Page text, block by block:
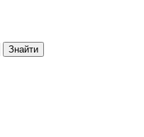
Знайти